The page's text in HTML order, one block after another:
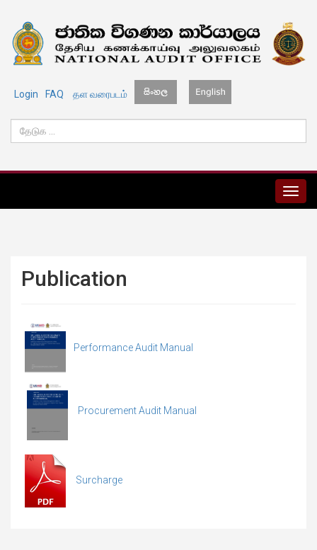
Login FAQ தள வரைபடம்
MENU
Publication
Performance Audit Manual
Procurement Audit Manual
Surcharge